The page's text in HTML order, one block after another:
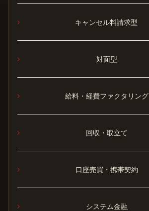
キャンセル料請求型
対面型
給料・経費ファクタリング
回収・取立て
口座売買・携帯契約
システム金融